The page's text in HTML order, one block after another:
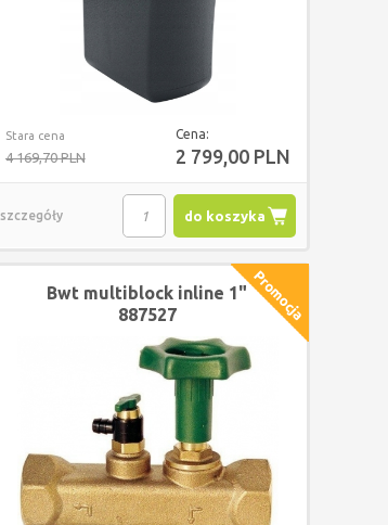
Stara cena
4 169,70 PLN
Cena:
2 799,00 PLN
do koszyka
szczegóły
Bwt multiblock inline 1"
887527